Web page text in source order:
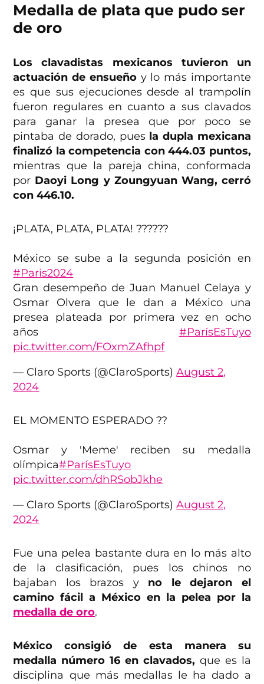
Medalla de plata que pudo ser
de oro
Los clavadistas mexicanos tuvieron un
actuación de ensueñoy lo más importante
es que sus ejecuciones desde al trampolín
fueron regulares en cuanto a sus clavados
para ganar la presea que por poco se
pintaba de dorado, puesla dupla mexicana
finalizó la competencia con 444.03 puntos,
mientras que la pareja china, conformada
por Daoyi Long y Zoungyuan Wang, cerró
con 446.10.
¡PLATA, PLATA, PLATA! ??????
México se sube a la segunda posición en
#Paris2024
Gran desempeño de Juan Manuel Celaya y
Osmar Olvera que le dan a México una
presea plateada por primera vez en ocho
años #ParísEsTuyo
pic.twitter.com/FOxmZAfhpf
— Claro Sports (@ClaroSports)August 2,
2024
EL MOMENTO ESPERADO ??
Osmar y 'Meme' reciben su medalla
olímpica#ParísEsTuyo
pic.twitter.com/dhRSobJkhe
— Claro Sports (@ClaroSports)August 2,
2024
Fue una pelea bastante dura en lo más alto
de la clasificación, pues los chinos no
bajaban los brazos y no le dejaron el
camino fácil a México en la pelea por la
medalla de oro.
México consigió de esta manera su
medalla número 16 en clavados, que es la
disciplina que más medallas le ha dado a